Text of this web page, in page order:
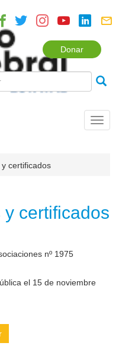
Donar
certificados
certificados
nº 1975
el 15 de noviembre